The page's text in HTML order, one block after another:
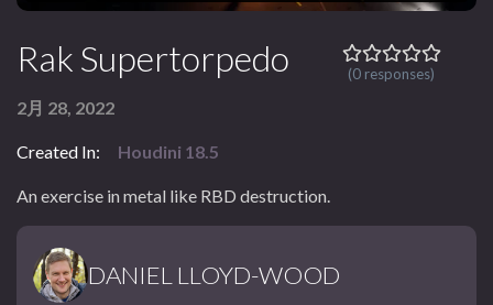
Rak Supertorpedo
2月 28, 2022
Created In: Houdini 18.5
(0 responses)
An exercise in metal like RBD destruction.
DANIEL LLOYD-WOOD